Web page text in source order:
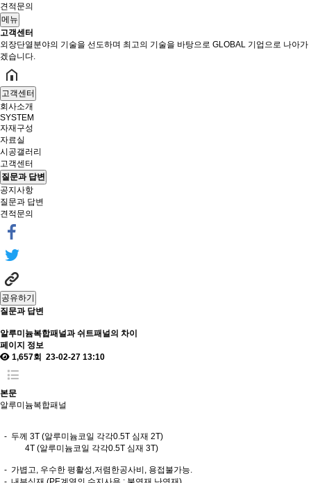
견적문의
메뉴
고객센터
외장단열분야의 기술을 선도하며 최고의 기술을 바탕으로 GLOBAL 기업으로 나아가
겠습니다.
고객센터
회사소개
SYSTEM
자재구성
자료실
시공갤러리
고객센터
질문과 답변
공지사항
질문과 답변
견적문의
공유하기
질문과 답변
알루미늄복합패널과 쉬트패널의 차이
페이지 정보
1,657회 23-02-27 13:10
본문
알루미늄복합패널
- 두께 3T (알루미늄코일 각각0.5T 심재 2T)
4T (알루미늄코일 각각0.5T 심재 3T)
- 가볍고, 우수한 평활성,저렴한공사비, 용접불가능.